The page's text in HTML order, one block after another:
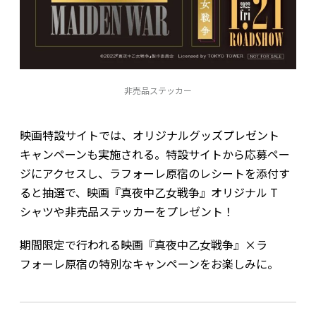
非売品ステッカー
映画特設サイトでは、オリジナルグッズプレゼント
キャンペーンも実施される。特設サイトから応募ペー
ジにアクセスし、ラフォーレ原宿のレシートを添付す
ると抽選で、映画『真夜中乙女戦争』オリジナル T
シャツや非売品ステッカーをプレゼント！
期間限定で行われる映画『真夜中乙女戦争』×ラ
フォーレ原宿の特別なキャンペーンをお楽しみに。